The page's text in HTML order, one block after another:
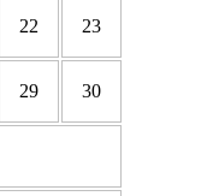
22 23
29 30